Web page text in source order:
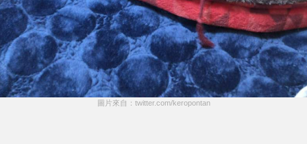
圖片來自：twitter.com/keropontan